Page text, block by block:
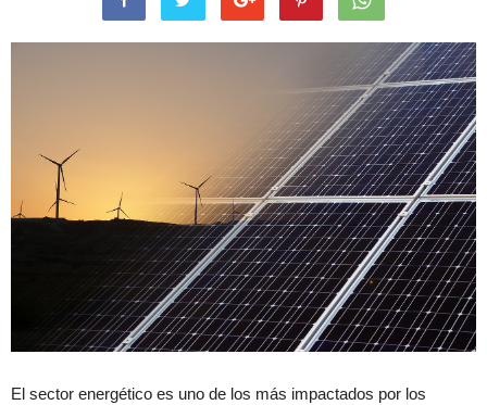
El sector energético es uno de los más impactados por los